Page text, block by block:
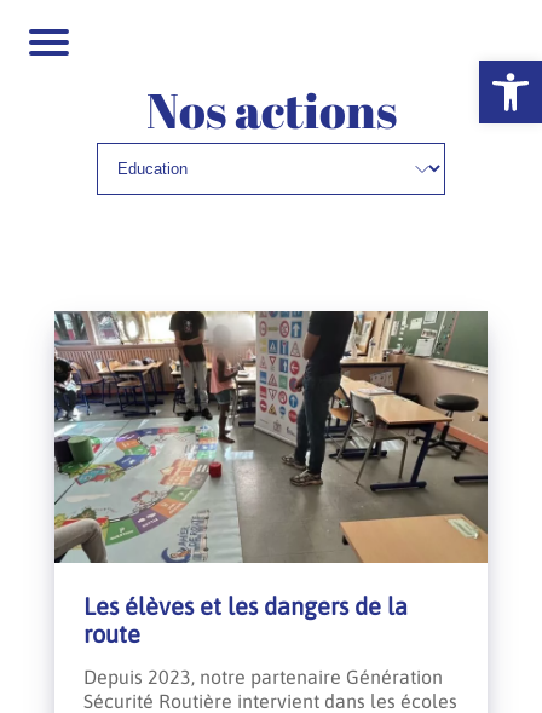
Ouvrir
Nos actions
Les élèves et les dangers de la
route
Depuis 2023, notre partenaire Génération
Sécurité Routière intervient dans les écoles